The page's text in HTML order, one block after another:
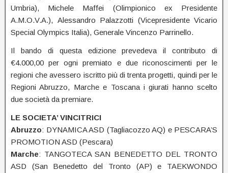
Umbria), Michele Maffei (Olimpionico ex Presidente
A.M.O.V.A.), Alessandro Palazzotti (Vicepresidente Vicario
Special Olympics Italia), Generale Vincenzo Parrinello.
Il bando di questa edizione prevedeva il contributo di
€4.000,00 per ogni premiato e due riconoscimenti per le
regioni che avessero iscritto più di trenta progetti, quindi per le
Regioni Abruzzo, Marche e Toscana i giurati hanno scelto
due società da premiare.
LE SOCIETA’ VINCITRICI
Abruzzo: DYNAMICA ASD (Tagliacozzo AQ) e PESCARA’S
PROMOTION ASD (Pescara)
Marche: TANGOTECA SAN BENEDETTO DEL TRONTO
ASD (San Benedetto del Tronto (AP) e TAEKWONDO